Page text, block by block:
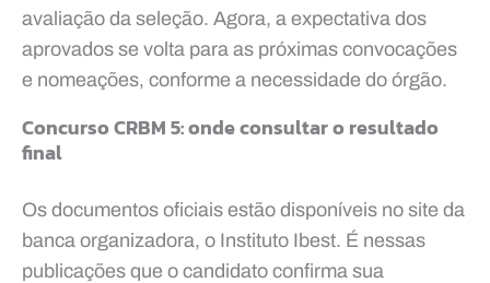
avaliação da seleção. Agora, a expectativa dos
aprovados se volta para as próximas convocações
e nomeações, conforme a necessidade do órgão.
Concurso CRBM 5: onde consultar o resultado
final
Os documentos oficiais estão disponíveis no site da
banca organizadora, o Instituto Ibest. É nessas
publicações que o candidato confirma sua